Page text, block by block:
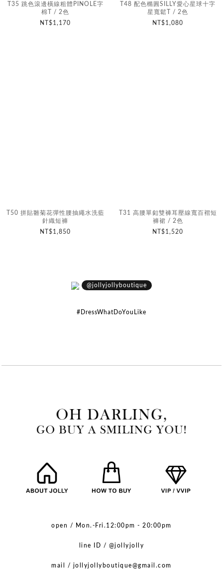
T35 跳色滾邊橫線粗體PINOLE字
棉T / 2色
NT$1,170
T48 配色橢圓SILLY愛心星球十字
星寬鬆T / 2色
NT$1,080
T50 拼貼雛菊花彈性腰抽繩水洗藍
針織短褲
NT$1,850
T31 高腰單釦雙褲耳壓線寬百褶短
褲裙 / 2色
NT$1,520
@jollyjollyboutique
#DressWhatDoYouLike
open / Mon.-Fri.12:00pm - 20:00pm
line ID / @jollyjolly
mail / jollyjollyboutique@gmail.com